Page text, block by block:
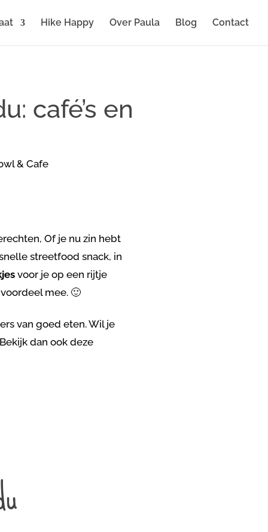
Hike Happy Over Paula Blog Contact
café’s en
Of je nu zin hebt
streetfood snack, in
voor je op een rijtje
mee. 🙂
van goed eten. Wil je
dan ook deze